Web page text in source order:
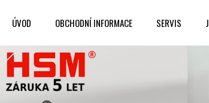
ÚVOD OBCHODNÍ INFORMACE SERVIS